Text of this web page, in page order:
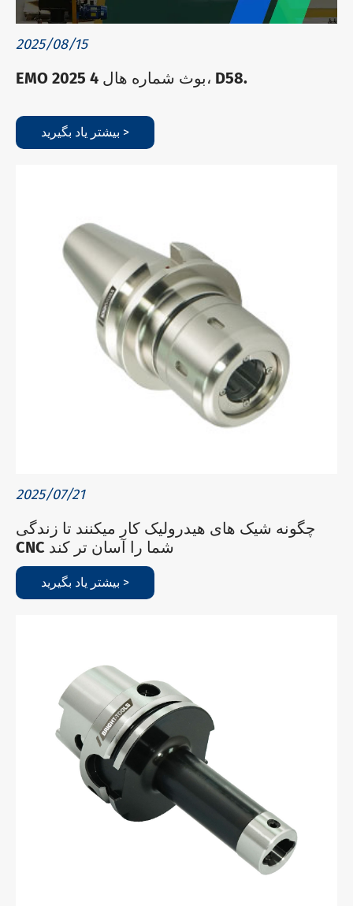
2025/08/15
EMO 2025 بوث شماره هال 4، D58.
بیشتر یاد بگیرید >
2025/07/21
چگونه شیک های هیدرولیک کار میکنند تا زندگی
CNC شما را آسان تر کند
بیشتر یاد بگیرید >